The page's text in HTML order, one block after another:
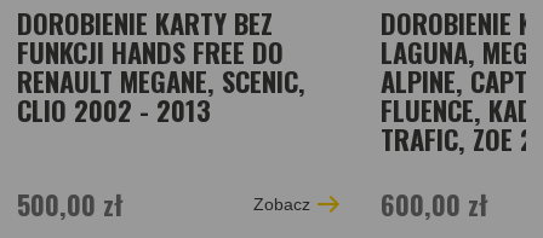
DOROBIENIE KARTY BEZ
FUNKCJI HANDS FREE DO
RENAULT MEGANE, SCENIC,
CLIO 2002 - 2013
500,00 zł Zobacz
DOROBIENIE
LAGUNA,
ALPINE,
FLUENCE,
TRAFIC, ZOE
600,00 zł